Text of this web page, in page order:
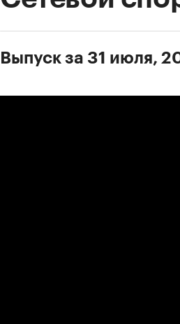
Выпуск за 31 июля,